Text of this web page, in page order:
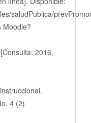
saludPublica/
Moodle?
2016,
4 (2)